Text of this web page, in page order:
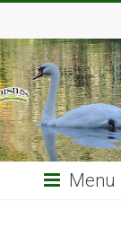
Menu